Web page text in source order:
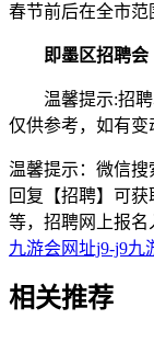
春节前后在全市范
即墨区招聘会
温馨提示:招聘
仅供参考，如有
温馨提示：微信
回复【招聘】可
等，招聘网上报
九游会网址j9-j9九
相关推荐